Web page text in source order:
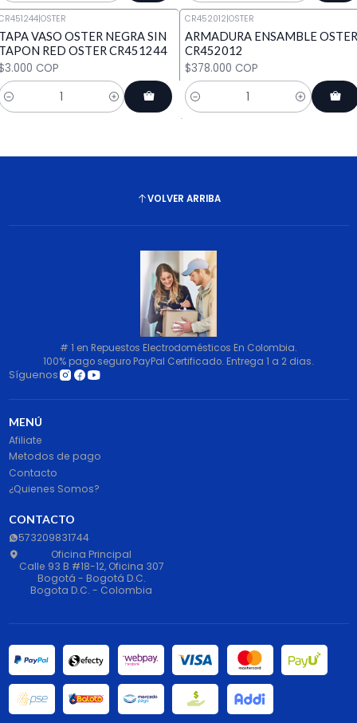
|OSTER
VASO OSTER NEGRA SIN
RED OSTER CR451244
COP
CR452012|OSTER
ARMADURA ENSAMBLE OSTER
CR452012
$378.000 COP
Cantidad
VOLVER ARRIBA
# 1 en Repuestos Electrodomésticos En Colombia.
100% pago seguro PayPal Certificado. Entrega 1 a 2 dias.
Síguenos
MENÚ
Afiliate
Metodos de pago
Contacto
¿Quienes Somos?
CONTACTO
573209831744
Oficina Principal
Calle 93 B #18-12, Oficina 307
Bogotá - Bogotá D.C.
Bogota D.C. - Colombia